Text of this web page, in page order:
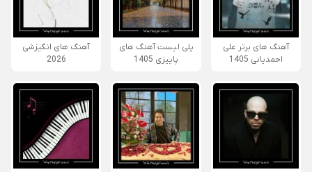
آهنگ های برتر علی
احمدیانی 1405
پلی لیست آهنگ های
پاییزی 1405
آهنگ های انگیزشی
2026